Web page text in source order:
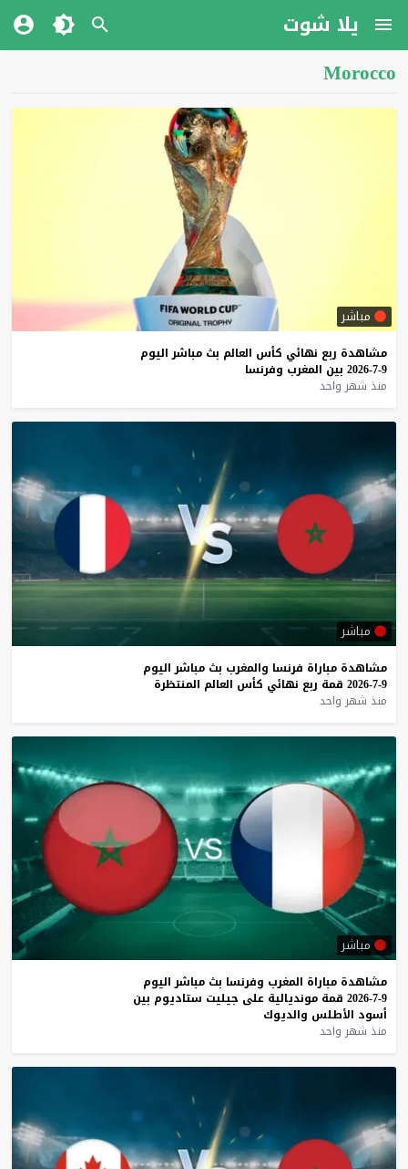
يلا شوت
Morocco
مباشر
مشاهدة ربع نهائي كأس العالم بث مباشر اليوم
9-7-2026
بين المغرب وفرنسا
منذ شهر واحد
مباشر
مشاهدة مباراة فرنسا والمغرب بث مباشر اليوم
9-7-2026
قمة ربع نهائي كأس العالم المنتظرة
منذ شهر واحد
مباشر
مشاهدة مباراة المغرب وفرنسا بث مباشر اليوم
9-7-2026
قمة مونديالية على جيليت ستاديوم بين
أسود الأطلس والديوك
منذ شهر واحد